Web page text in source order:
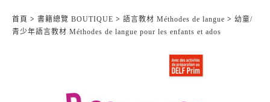
首頁 > 書籍總覽 BOUTIQUE > 語言教材 Méthodes de langue > 幼童/
青少年語言教材 Méthodes de langue pour les enfants et ados